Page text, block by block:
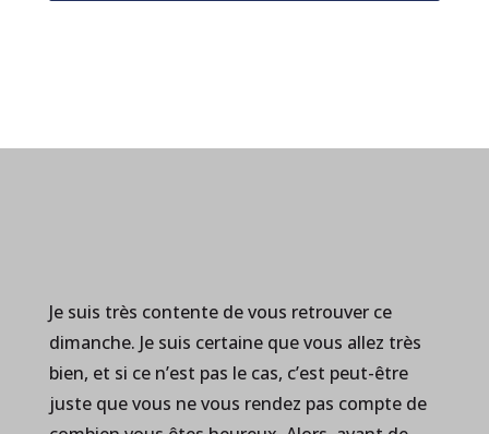
Je suis très contente de vous retrouver ce
dimanche. Je suis certaine que vous allez très
bien, et si ce n’est pas le cas, c’est peut-être
juste que vous ne vous rendez pas compte de